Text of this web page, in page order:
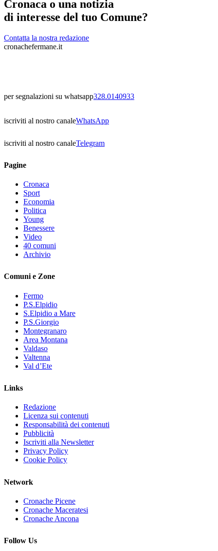
Cronaca o una notizia
di interesse del tuo Comune?
Contatta la nostra redazione
cronachefermane.it
per segnalazioni su whatsapp328.0140933
iscriviti al nostro canaleWhatsApp
iscriviti al nostro canaleTelegram
Pagine
Cronaca
Sport
Economia
Politica
Young
Benessere
Video
40 comuni
Archivio
Comuni e Zone
Fermo
P.S.Elpidio
S.Elpidio a Mare
P.S.Giorgio
Montegranaro
Area Montana
Valdaso
Valtenna
Val d’Ete
Links
Redazione
Licenza sui contenuti
Responsabilità dei contenuti
Pubblicità
Iscriviti alla Newsletter
Privacy Policy
Cookie Policy
Network
Cronache Picene
Cronache Maceratesi
Cronache Ancona
Follow Us